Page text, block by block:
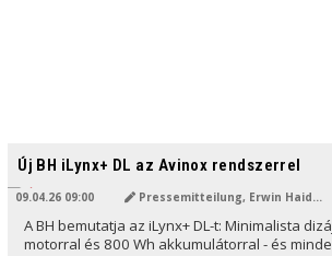
Új BH iLynx+ DL az Avinox rendszerrel
09.04.26 09:00 Pressemitteilung, Erwin Haiden
A BH bemutatja az iLynx+ DL-t: Minimalista
motorral és 800 Wh akkumulátorral - és